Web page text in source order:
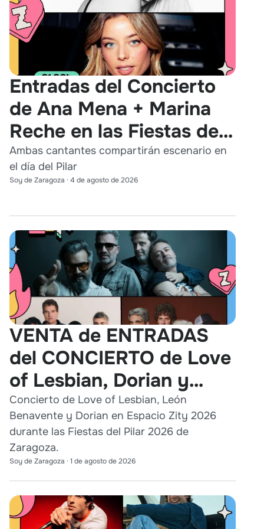
Entradas del Concierto
de Ana Mena + Marina
Reche en las Fiestas del
Pilar 2026
Ambas cantantes compartirán escenario en
el día del Pilar
Soy de Zaragoza · 4 de agosto de 2026
VENTA de ENTRADAS
del CONCIERTO de Love
of Lesbian, Dorian y
León Benavente en
Zaragoza 2026
Concierto de Love of Lesbian, León
Benavente y Dorian en Espacio Zity 2026
durante las Fiestas del Pilar 2026 de
Zaragoza.
Soy de Zaragoza · 1 de agosto de 2026